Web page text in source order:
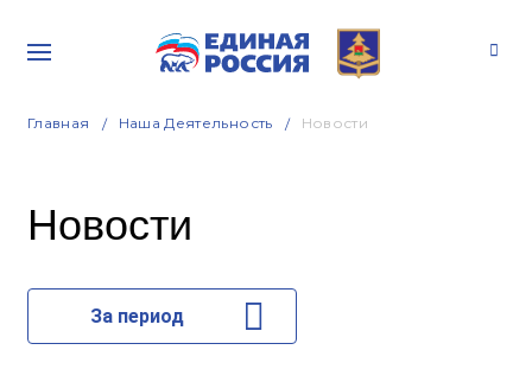
Главная Наша Деятельность Новости
Новости
За период